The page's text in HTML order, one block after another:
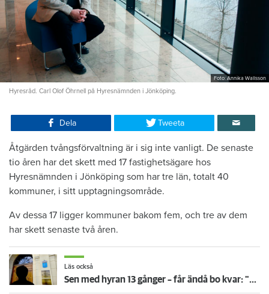
Foto: Annika Wallsson
Hyresråd. Carl Olof Öhrnell på Hyresnämnden i Jönköping.
Dela Tweeta
Åtgärden tvångsförvaltning är i sig inte vanligt. De senaste
tio åren har det skett med 17 fastighetsägare hos
Hyresnämnden i Jönköping som har tre län, totalt 40
kommuner, i sitt upptagningsområde.
Av dessa 17 ligger kommuner bakom fem, och tre av dem
har skett senaste två åren.
Läs också
Sen med hyran 13 gånger – får ändå bo kvar: "Glömde att betala"